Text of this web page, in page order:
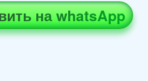
на whatsApp